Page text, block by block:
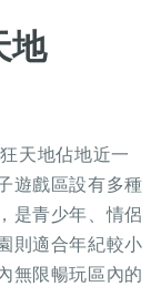
地
天地佔地近一
遊戲區設有多種
是青少年、情侶
則適合年紀較小
無限暢玩區內的